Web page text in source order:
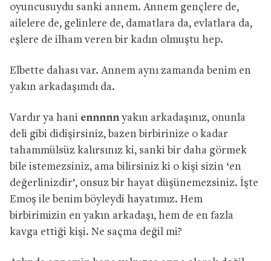
oyuncusuydu sanki annem. Annem gençlere de,
ailelere de, gelinlere de, damatlara da, evlatlara da,
eşlere de ilham veren bir kadın olmuştu hep.
Elbette dahası var. Annem aynı zamanda benim en
yakın arkadaşımdı da.
Vardır ya hani ennnnnyakın arkadaşınız, onunla
deli gibi didişirsiniz, bazen birbirinize o kadar
tahammülsüz kalırsınız ki, sanki bir daha görmek
bile istemezsiniz, ama bilirsiniz ki o kişi sizin ‘en
değerlinizdir’, onsuz bir hayat düşünemezsiniz. İşte
Emoş ile benim böyleydi hayatımız. Hem
birbirimizin en yakın arkadaşı, hem de en fazla
kavga ettiği kişi. Ne saçma değil mi?